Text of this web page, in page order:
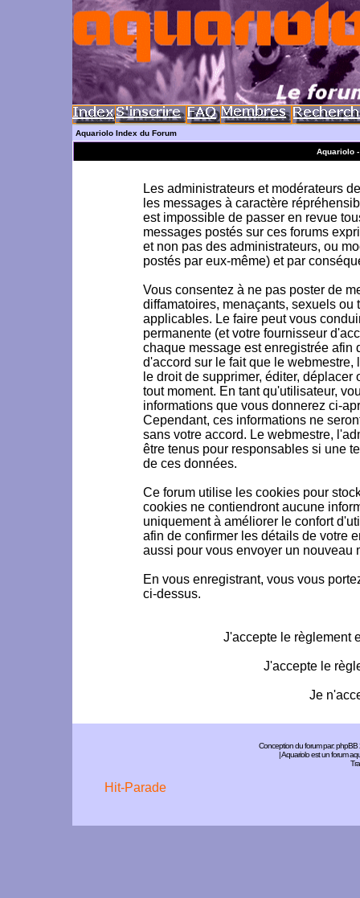
Aquariolo Index du Forum
Aquariolo
Les administrateurs et modérateurs
les messages à caractère
est impossible de passer en revue
messages postés sur ces forums
et non pas des administrateurs, ou
postés par eux-même) et par
Vous consentez à ne pas poster de
diffamatoires, menaçants, sexuels
applicables. Le faire peut vous
permanente (et votre fournisseur
chaque message est enregistrée afin
d'accord sur le fait que le
le droit de supprimer, éditer,
tout moment. En tant qu'utilisateur,
informations que vous donnerez ci-
Cependant, ces informations ne
sans votre accord. Le webmestre,
être tenus pour responsables si une
de ces données.
Ce forum utilise les cookies pour
cookies ne contiendront aucune
uniquement à améliorer le confort
afin de confirmer les détails de votre
aussi pour vous envoyer un nouveau
En vous enregistrant, vous vous
ci-dessus.
J'accepte le règlement
J'accepte le
Je
Conception du forum par:phpBB
| Aquariolo est un forum